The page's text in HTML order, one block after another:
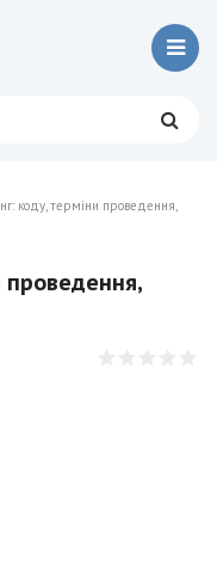
коду, терміни проведення,
проведення,